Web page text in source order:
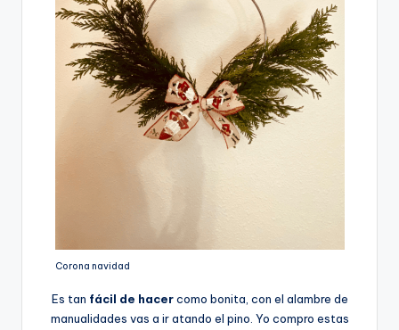
Corona navidad
Es tan fácil de hacercomo bonita, con el alambre de
manualidades vas a ir atando el pino. Yo compro estas